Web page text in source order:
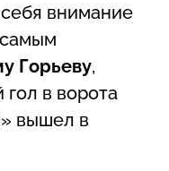
внимание
Горьеву,
гол в ворота
вышел в